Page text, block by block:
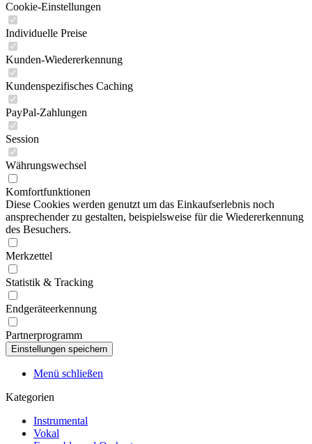
Cookie-Einstellungen
Individuelle Preise
Kunden-Wiedererkennung
Kundenspezifisches Caching
PayPal-Zahlungen
Session
Währungswechsel
Komfortfunktionen
Diese Cookies werden genutzt um das Einkaufserlebnis noch
ansprechender zu gestalten, beispielsweise für die Wiedererkennung
des Besuchers.
Merkzettel
Statistik & Tracking
Endgeräteerkennung
Partnerprogramm
Menü schließen
Kategorien
Instrumental
Vokal